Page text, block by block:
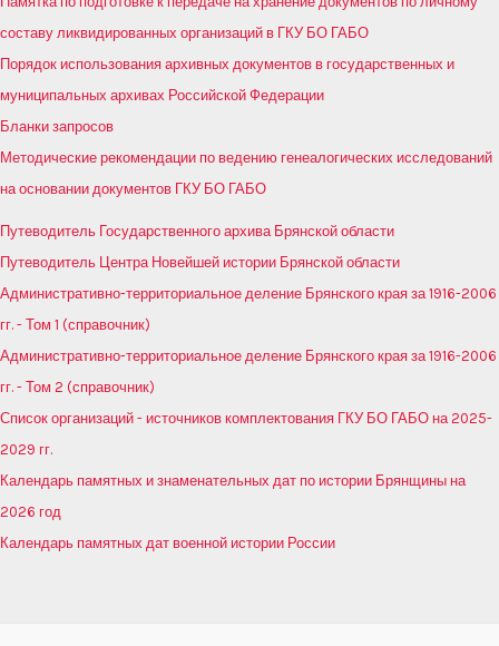
составу ликвидированных организаций в ГКУ БО ГАБО
Порядок использования архивных документов в государственных и
муниципальных архивах Российской Федерации
Бланки запросов
Методические рекомендации по ведению генеалогических исследований
на основании документов ГКУ БО ГАБО
Путеводитель Государственного архива Брянской области
Путеводитель Центра Новейшей истории Брянской области
Административно-территориальное деление Брянского края за 1916-2006
гг. - Том 1 (справочник)
Административно-территориальное деление Брянского края за 1916-2006
гг. - Том 2 (справочник)
Список организаций - источников комплектования ГКУ БО ГАБО на 2025-
2029 гг.
Календарь памятных и знаменательных дат по истории Брянщины на
2026 год
Календарь памятных дат военной истории России